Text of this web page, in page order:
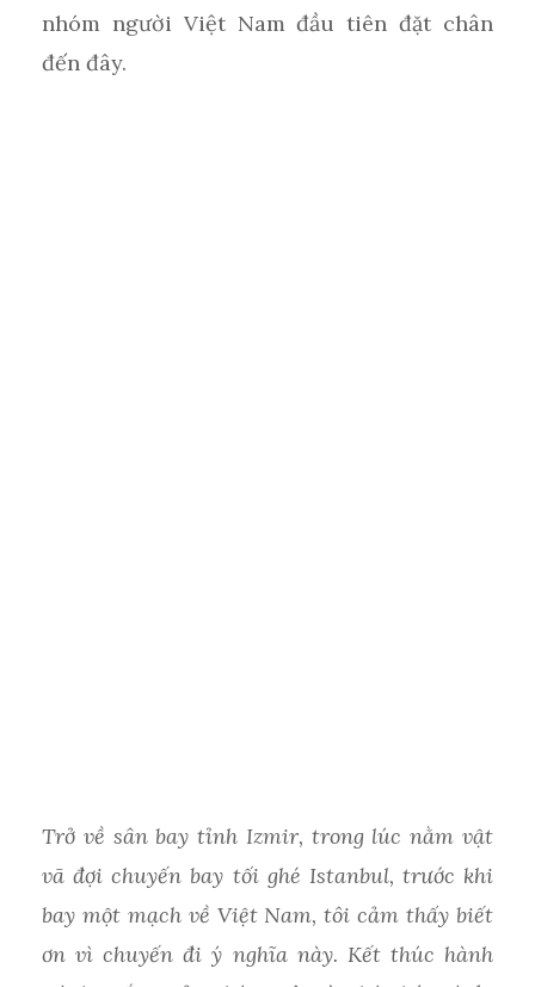
nhóm người Việt Nam đầu tiên đặt chân
đến đây.
Trở về sân bay tỉnh Izmir, trong lúc nằm vật
vã đợi chuyến bay tối ghé Istanbul, trước khi
bay một mạch về Việt Nam, tôi cảm thấy biết
ơn vì chuyến đi ý nghĩa này. Kết thúc hành